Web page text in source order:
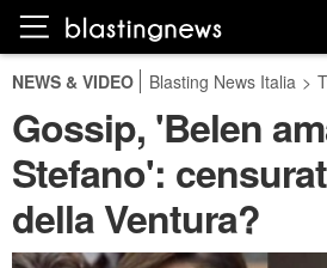
NEWS & VIDEO Blasting News Italia >
Gossip, 'Belen
Stefano':
della Ventura?